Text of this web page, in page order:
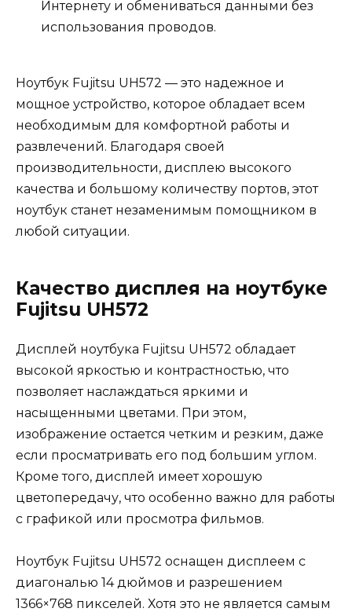
Интернету и обмениваться данными без
использования проводов.
Ноутбук Fujitsu UH572 — это надежное и
мощное устройство, которое обладает всем
необходимым для комфортной работы и
развлечений. Благодаря своей
производительности, дисплею высокого
качества и большому количеству портов, этот
ноутбук станет незаменимым помощником в
любой ситуации.
Качество дисплея на ноутбуке
Fujitsu UH572
Дисплей ноутбука Fujitsu UH572 обладает
высокой яркостью и контрастностью, что
позволяет наслаждаться яркими и
насыщенными цветами. При этом,
изображение остается четким и резким, даже
если просматривать его под большим углом.
Кроме того, дисплей имеет хорошую
цветопередачу, что особенно важно для работы
с графикой или просмотра фильмов.
Ноутбук Fujitsu UH572 оснащен дисплеем с
диагональю 14 дюймов и разрешением
1366×768 пикселей. Хотя это не является самым